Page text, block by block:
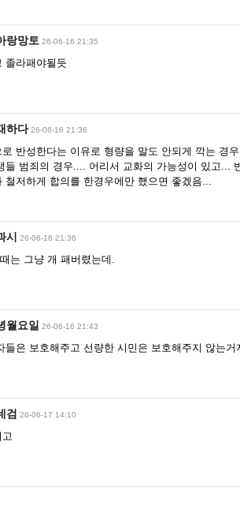
랑망토 26-06-16 21:35
졸라패야될듯
하다 26-06-16 21:36
로 반성한다는 이유로 형량을 말도 안되게 깍는 경
들 범죄의 경우.... 어리서 교화의 가능성이 있고...
철저하게 합의를 한경우에만 했으면 좋겠음...
시 26-06-16 21:36
는 그냥 개 패버렸는데.
월요일 26-06-16 21:43
들은 보호해주고 선량한 시민은 보호해주지 않는거
검 26-06-17 14:10
고